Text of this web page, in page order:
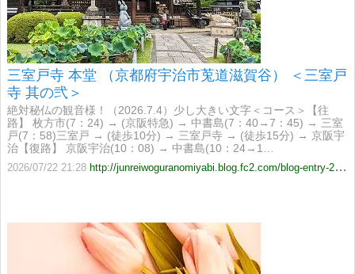
三室戸寺 本堂 （京都府宇治市莵道滋賀谷） ＜三室戸
寺 其の弐＞
絶対秘仏の観音様！（2026.7.4）少し大きい文字＜コース＞【往
路】 枚方市(7：24) → (京阪特急) → 中書島(7：40→7：45) → 三室
戸(7：58)三室戸 → (徒歩10分) → 三室戸寺 → (徒歩15分) → 京阪宇
治【復路】 京阪宇治(10：08) → 中書島(10：24→1…
2026/07/22 21:28 http://junreiwoguranomiyabi.blog.fc2.com/blog-entry-2486.html